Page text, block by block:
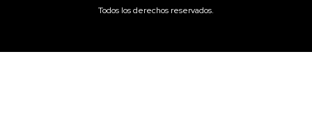
Todos los derechos reservados.